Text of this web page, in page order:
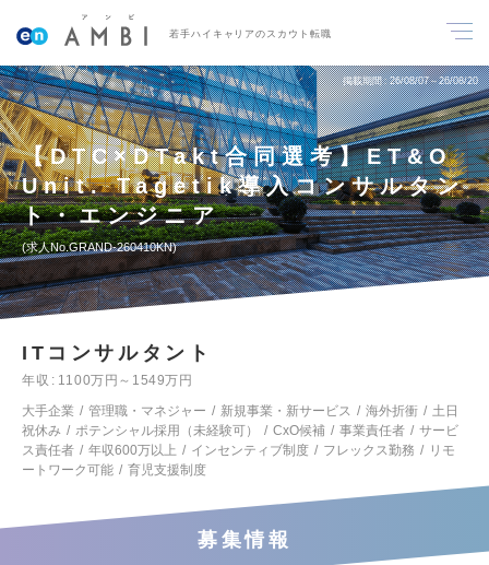
若手ハイキャリアのスカウト転職
掲載期間 26/08/07～26/08/20
【DTC×DTakt合同選考】ET&O
Unit. Tagetik導入コンサルタン
ト・エンジニア
求人No.GRAND-260410KN
ITコンサルタント
年収
1100万円～1549万円
大手企業
管理職・マネジャー 新規事業・新サービス 海外折衝
土日
祝休み
ポテンシャル採用（未経験可） CxO候補 事業責任者
サービ
ス責任者
年収600万以上 インセンティブ制度 フレックス勤務
リモ
ートワーク可能
育児支援制度
募集情報